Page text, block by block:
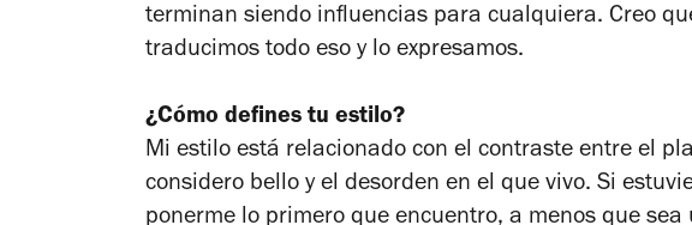
terminan siendo influencias para cualquiera. Creo
traducimos todo eso y lo expresamos.
¿Cómo defines tu estilo?
Mi estilo está relacionado con el contraste entre el
considero bello y el desorden en el que vivo. Si
ponerme lo primero que encuentro, a menos que